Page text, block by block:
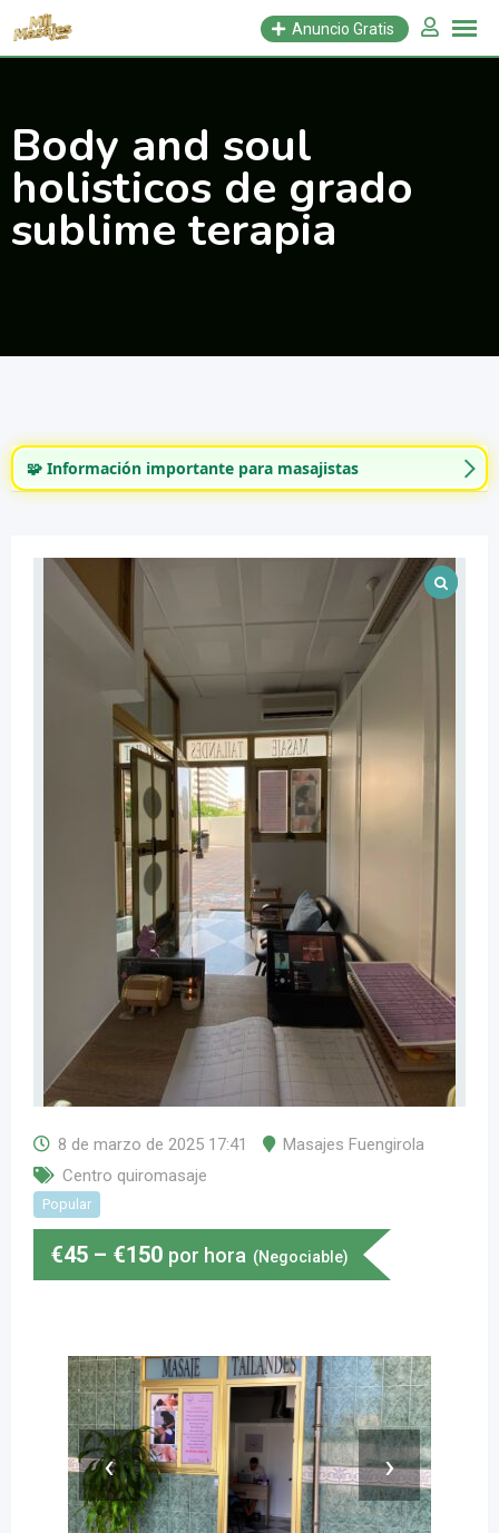
Saltar
Anuncio Gratis
Body and soul
holisticos de grado
sublime terapia
🧩 Información importante para masajistas
8 de marzo de 2025 17:41
Masajes Fuengirola
Centro quiromasaje
Popular
€45 – €150 por hora (Negociable)
‹ ›